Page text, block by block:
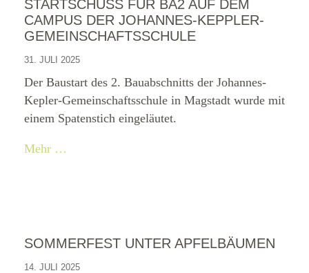
STARTSCHUSS FÜR BA2 AUF DEM
CAMPUS DER JOHANNES-KEPPLER-
GEMEINSCHAFTSSCHULE
31. JULI 2025
Der Baustart des 2. Bauabschnitts der Johannes-
Kepler-Gemeinschaftsschule in Magstadt wurde mit
einem Spatenstich eingeläutet.
Mehr …
SOMMERFEST UNTER APFELBÄUMEN
14. JULI 2025